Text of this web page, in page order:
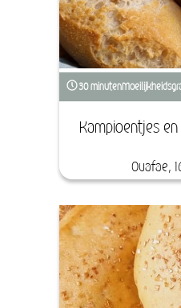
30 minuten
Kampioentjes
Ouafae,